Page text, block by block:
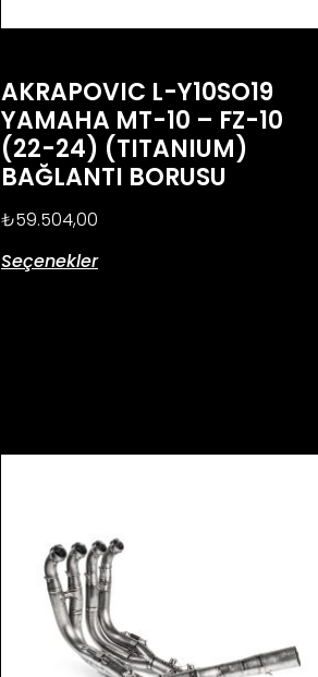
AKRAPOVIC L-Y10SO19
YAMAHA MT-10 – FZ-10
(22-24) (TITANIUM)
BAĞLANTI BORUSU
₺59.504,00
Seçenekler